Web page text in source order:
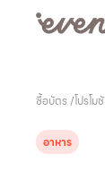
ซื้อบัตร /โปรโม
อาหาร